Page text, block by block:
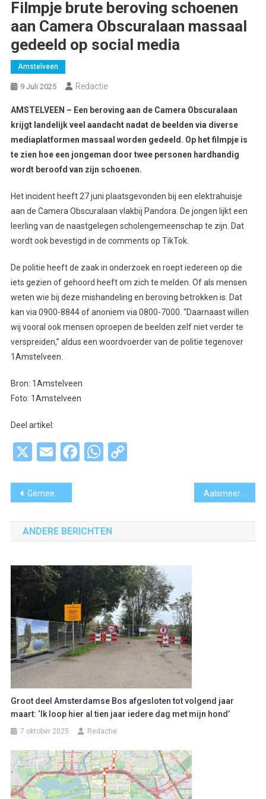
Filmpje brute beroving schoenen
aan Camera Obscuralaan massaal
gedeeld op social media
Amstelveen
9 Juli 2025 Redactie
AMSTELVEEN – Een beroving aan de Camera Obscuralaan
krijgt landelijk veel aandacht nadat de beelden via diverse
mediaplatformen massaal worden gedeeld. Op het filmpje is
te zien hoe een jongeman door twee personen hardhandig
wordt beroofd van zijn schoenen.
Het incident heeft 27 juni plaatsgevonden bij een elektrahuisje
aan de Camera Obscuralaan vlakbij Pandora. De jongen lijkt een
leerling van de naastgelegen scholengemeenschap te zijn. Dat
wordt ook bevestigd in de comments op TikTok.
De politie heeft de zaak in onderzoek en roept iedereen op die
iets gezien of gehoord heeft om zich te melden. Of als mensen
weten wie bij deze mishandeling en beroving betrokken is. Dat
kan via 0900-8844 of anoniem via 0800-7000. “Daarnaast willen
wij vooral ook mensen oproepen de beelden zelf niet verder te
verspreiden,” aldus een woordvoerder van de politie tegenover
1Amstelveen.
Bron: 1Amstelveen
Foto: 1Amstelveen
Deel artikel:
X EmailFacebook
WhatsApp
Copy
Bericht
navigatie
Gemeente Uithoorn stapt naar rechter tegen luchthavenverkeersbeleid
ANDERE BERICHTEN
Groot deel Amsterdamse Bos afgesloten tot volgend jaar
maart: ‘Ik loop hier al tien jaar iedere dag met mijn hond’
7 oktober 2025 Redactie